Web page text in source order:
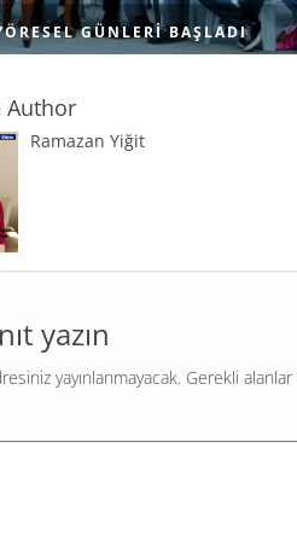
GÜNLERI BAŞLADI
Belediyesi’nin destekleriyle
Memleket Günleri’nde bu kez Tokat
zengin kültürünü, eşsiz
yakından tanımak için
Author
Ramazan Yiğit
yazın
yayınlanmayacak. Gerekli alanlar